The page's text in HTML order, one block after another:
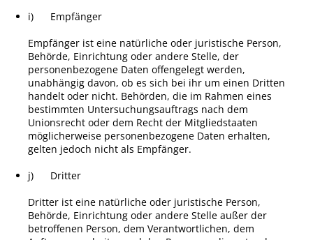
i) Empfänger
Empfänger ist eine natürliche oder juristische Person,
Behörde, Einrichtung oder andere Stelle, der
personenbezogene Daten offengelegt werden,
unabhängig davon, ob es sich bei ihr um einen Dritten
handelt oder nicht. Behörden, die im Rahmen eines
bestimmten Untersuchungsauftrags nach dem
Unionsrecht oder dem Recht der Mitgliedstaaten
möglicherweise personenbezogene Daten erhalten,
gelten jedoch nicht als Empfänger.
j) Dritter
Dritter ist eine natürliche oder juristische Person,
Behörde, Einrichtung oder andere Stelle außer der
betroffenen Person, dem Verantwortlichen, dem